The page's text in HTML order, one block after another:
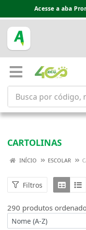
Espaço do
CARTOLINAS
INÍCIO ESCOLAR
Filtros
290 produtos